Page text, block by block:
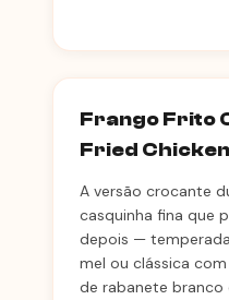
Frango Frito
Fried
A versão crocante
casquinha fina que
depois —
mel ou clássica
de rabanete branco